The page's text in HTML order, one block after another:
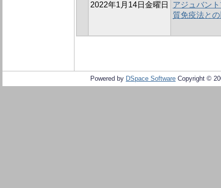
2022年1月14日金曜日
アジュバン
質免疫法と
Powered by DSpace Software Copyright ©